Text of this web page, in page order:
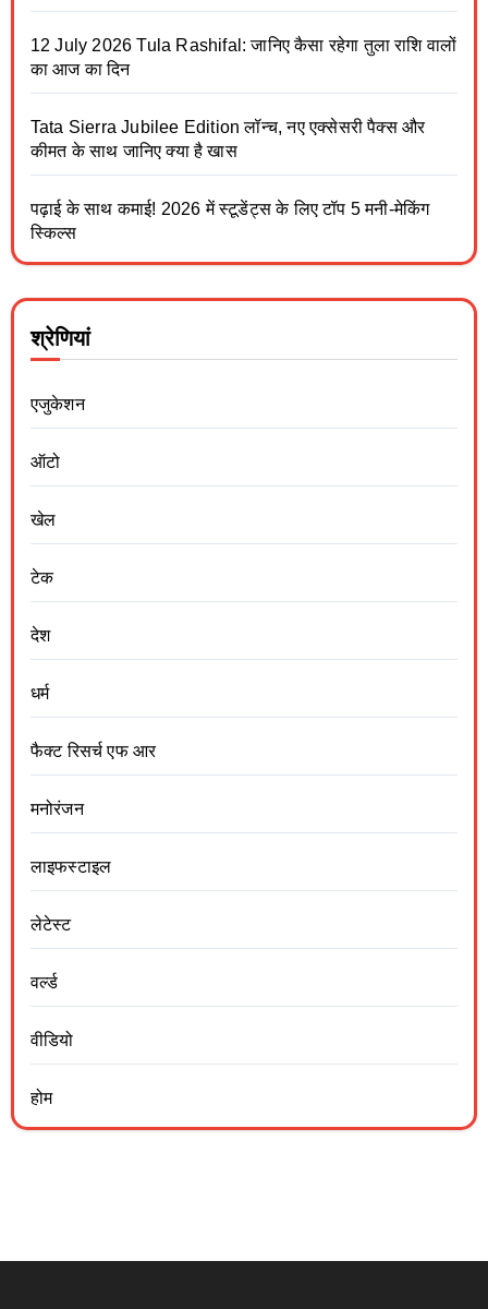
12 July 2026 Tula Rashifal: जानिए कैसा रहेगा तुला राशि वालों
का आज का दिन
Tata Sierra Jubilee Edition लॉन्च, नए एक्सेसरी पैक्स और
कीमत के साथ जानिए क्या है खास
पढ़ाई के साथ कमाई! 2026 में स्टूडेंट्स के लिए टॉप 5 मनी-मेकिंग
स्किल्स
श्रेणियां
एजुकेशन
ऑटो
खेल
टेक
देश
धर्म
फैक्ट रिसर्च एफ आर
मनोरंजन
लाइफस्टाइल
लेटेस्ट
वर्ल्ड
वीडियो
होम